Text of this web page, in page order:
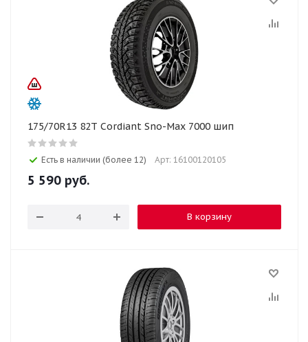
175/70R13 82T Cordiant Sno-Max 7000 шип
Есть в наличии (более 12) Арт: 16100120105
5 590 руб.
В корзину